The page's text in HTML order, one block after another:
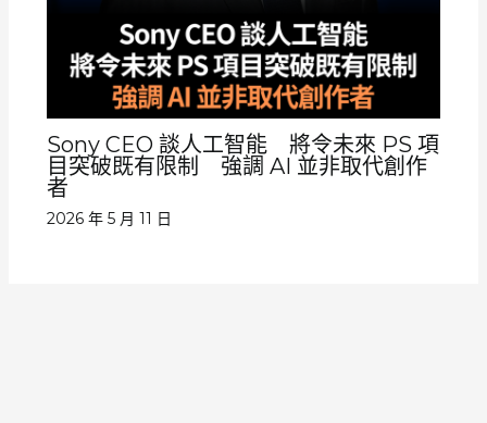
Sony CEO 談人工智能 將令未來 PS 項
目突破既有限制 強調 AI 並非取代創作
者
2026 年 5 月 11 日